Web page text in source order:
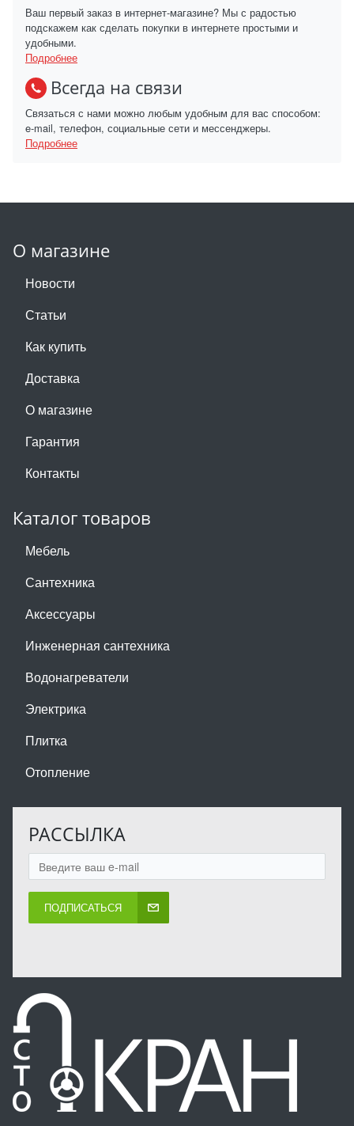
Ваш первый заказ в интернет-магазине? Мы с радостью
подскажем как сделать покупки в интернете простыми и
удобными.
Подробнее
Всегда на связи
Связаться с нами можно любым удобным для вас способом:
e-mail, телефон, социальные сети и мессенджеры.
Подробнее
О магазине
Новости
Статьи
Как купить
Доставка
О магазине
Гарантия
Контакты
Каталог товаров
Мебель
Сантехника
Аксессуары
Инженерная сантехника
Водонагреватели
Электрика
Плитка
Отопление
РАССЫЛКА
ПОДПИСАТЬСЯ